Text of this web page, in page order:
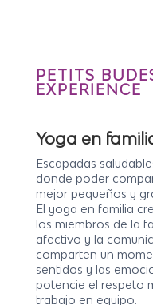
PETITS
EXPERIENCE
Yoga en
Escapadas
donde poder
mejor pequeños y
El yoga en familia
los miembros de la
afectivo y la
comparten un
sentidos y las
potencie el respeto
trabajo en equipo.